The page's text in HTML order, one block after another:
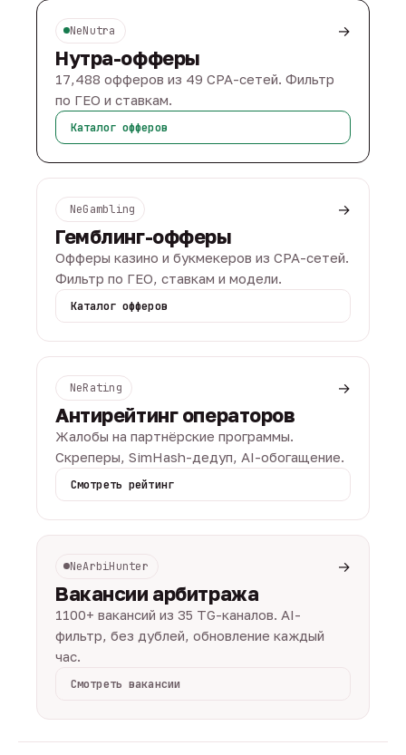
NeNutra →
Нутра-офферы
17,488 офферов из 49 CPA-сетей. Фильтр
по ГЕО и ставкам.
Каталог офферов
NeGambling →
Гемблинг-офферы
Офферы казино и букмекеров из CPA-сетей.
Фильтр по ГЕО, ставкам и модели.
Каталог офферов
NeRating →
Антирейтинг операторов
Жалобы на партнёрские программы.
Скреперы, SimHash-дедуп, AI-обогащение.
Смотреть рейтинг
NeArbiHunter →
Вакансии арбитража
1100+ вакансий из 35 TG-каналов. AI-
фильтр, без дублей, обновление каждый
час.
Смотреть вакансии